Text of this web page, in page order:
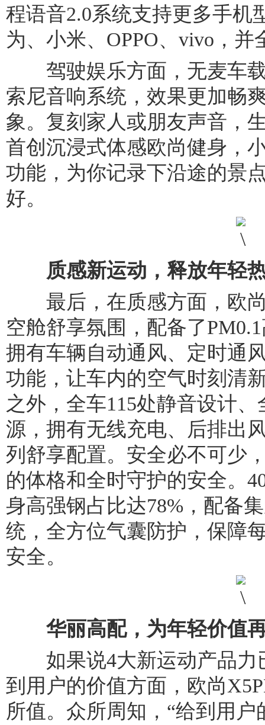
程语音2.0系统支持更多手机
为、小米、OPPO、vivo，
驾驶娱乐方面，无麦车载
索尼音响系统，效果更加畅
象。复刻家人或朋友声音，
首创沉浸式体感欧尚健身，
功能，为你记录下沿途的景
好。
质感新运动，释放年轻
最后，在质感方面，欧尚
空舱舒享氛围，配备了
拥有车辆自动通风、定时通
功能，让车内的空气时刻清
之外，全车115处静音设计
源，拥有无线充电、后排出
列舒享配置。安全必不可少
的体格和全时守护的安全。
身高强钢占比达78%，配备
统，全方位气囊防护，保障
安全。
华丽高配，为年轻价值
如果说4大新运动产品力
到用户的价值方面，欧尚
所值。众所周知，“给到用